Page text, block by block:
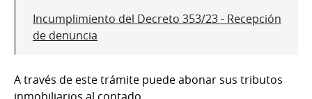
Incumplimiento del Decreto 353/23 - Recepción
de denuncia
A través de este trámite puede abonar sus tributos